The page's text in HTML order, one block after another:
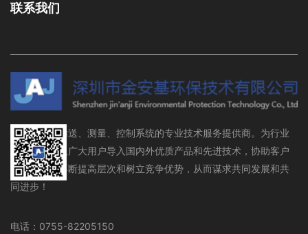
联系我们
流体存储、输送、测量、控制系统的专业技术服务提供商。为行业
设备制造商及广大用户导入国内外优质产品和先进技术，协助客户
在行业领域不断提高层次和树立竞争优势，从而谋求共同发展和共
同进步！
电话：0755-82205150